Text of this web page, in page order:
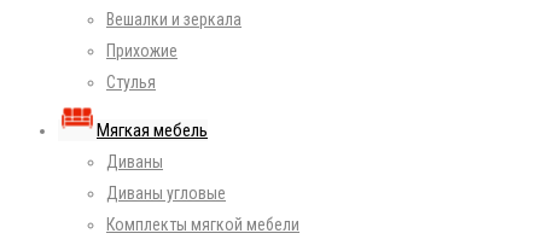
Вешалки и зеркала
Прихожие
Стулья
Мягкая мебель
Диваны
Диваны угловые
Комплекты мягкой мебели